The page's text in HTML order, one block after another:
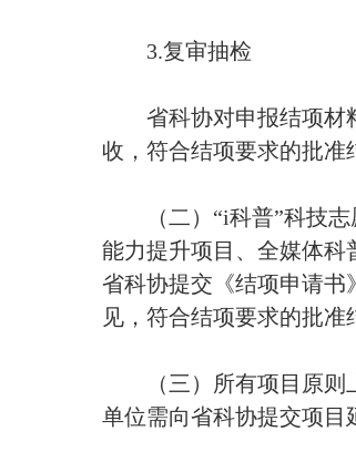
3.复审抽检
省科协对申报结项材料
收，符合结项要求的批准
（二）“i科普”科技志
能力提升项目、全媒体科
省科协提交《结项申请书
见，符合结项要求的批准
（三）所有项目原则上
单位需向省科协提交项目